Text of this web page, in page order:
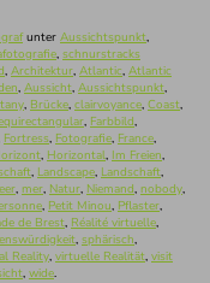
unter Aussichtspunkt,
, schnurstracks
, Architektur, Atlantic, Atlantic
, Aussicht, Aussichtspunkt,
, Brücke, clairvoyance, Coast,
, Farbbild,
Fortress, Fotografie, France,
, Horizontal, Im Freien,
, Landscape, Landschaft,
, mer, Natur, Niemand, nobody,
, Petit Minou, Pflaster,
de Brest, Réalité virtuelle,
, sphärisch,
Reality, virtuelle Realität, visit
, wide.